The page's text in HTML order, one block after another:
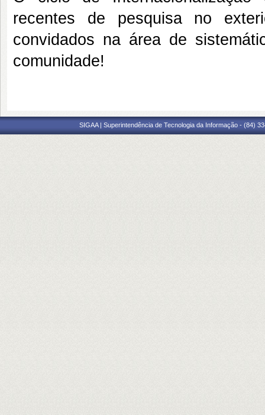
recentes de pesquisa no
convidados na área de
comunidade!
SIGAA | Superintendência de Tecnologia da Informação - (84)